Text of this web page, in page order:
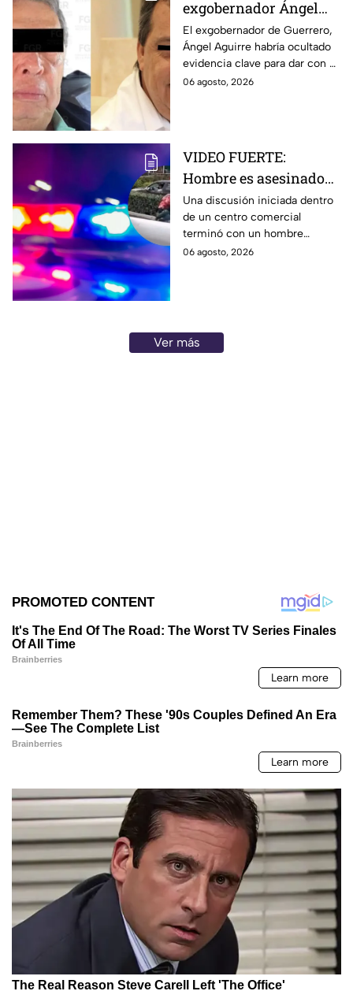
exgobernador Ángel
Aguirre por ocultar
evidencia en el caso de
los 43 normalistas de
Ayotzinapa
El exgobernador de Guerrero,
Ángel Aguirre habría ocultado
evidencia clave para dar con el
paradero de los 43 estudiantes
06 agosto, 2026
VIDEO FUERTE:
Hombre es asesinado
tras una fuerte
discusión en centro
comercial de EdoMéx
Una discusión iniciada dentro
de un centro comercial
terminó con un hombre
asesinado a puñaladas. El
06 agosto, 2026
Ver más